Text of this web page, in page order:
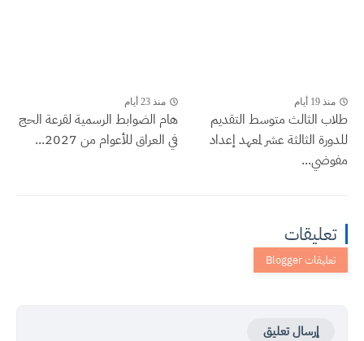
منذ 19 أيام
طلاب الثالث متوسط التقديم
للدورة الثالثة عشر لمعهد إعداد
مفوضي...
منذ 23 أيام
هام الضوابط الرسمية لقرعة الحج
في العراق للأعوام من 2027...
تعليقات
إرسال تعليق